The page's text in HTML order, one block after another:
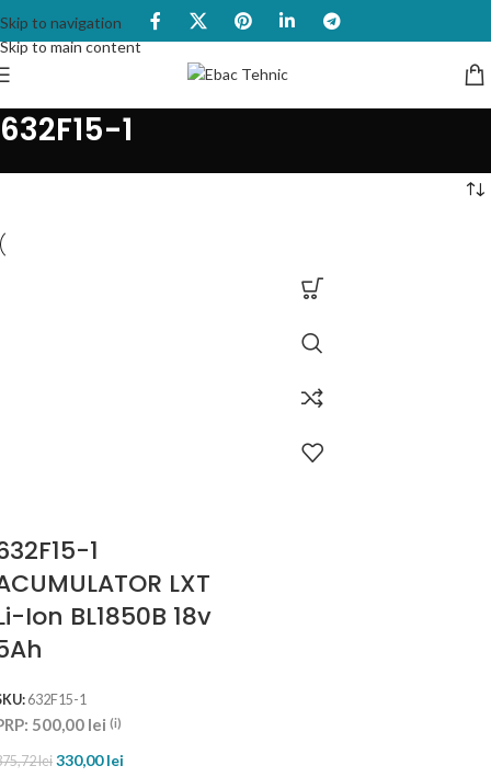
Skip to navigation
Skip to main content
632F15-1
1
LXT
Ion BL1850B 18v
632F15-1
500,00 lei (i)
lei 330,00lei